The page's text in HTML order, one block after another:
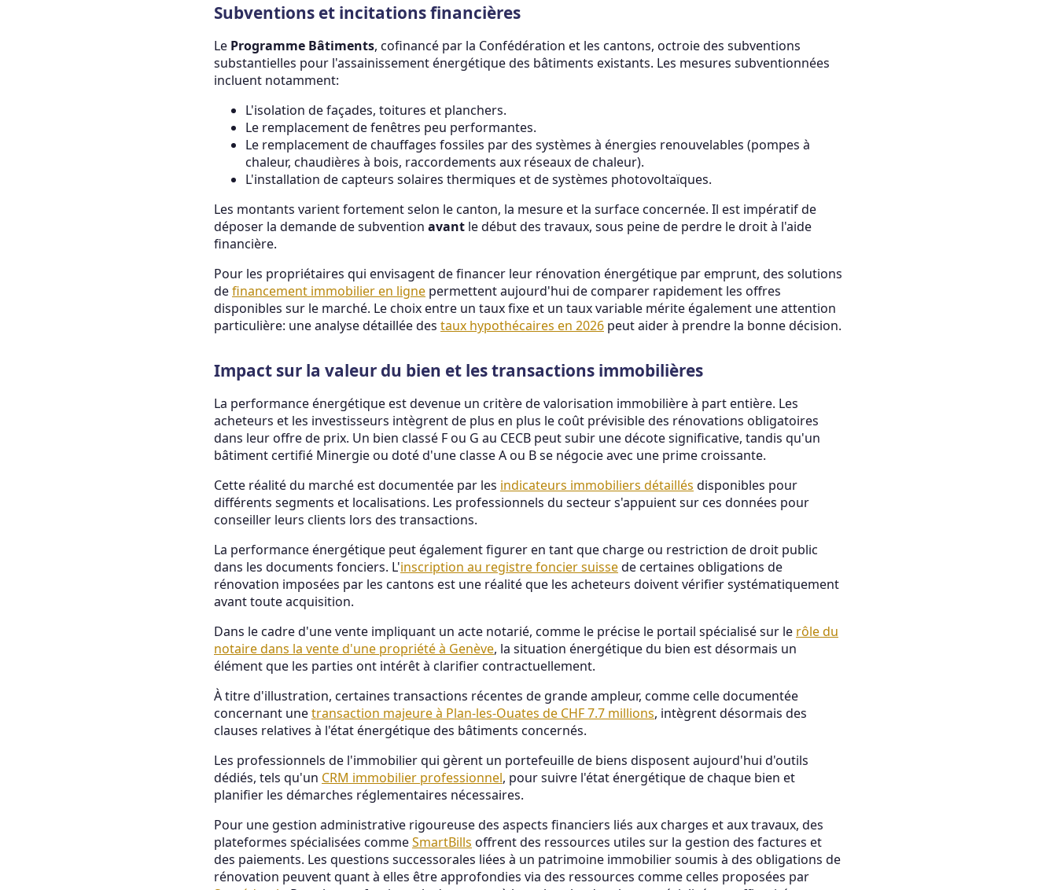
Subventions et incitations financières
Le Programme Bâtiments, cofinancé par la Confédération et les cantons, octroie des subventions
substantielles pour l'assainissement énergétique des bâtiments existants. Les mesures subventionnées
incluent notamment:
L'isolation de façades, toitures et planchers.
Le remplacement de fenêtres peu performantes.
Le remplacement de chauffages fossiles par des systèmes à énergies renouvelables (pompes à
chaleur, chaudières à bois, raccordements aux réseaux de chaleur).
L'installation de capteurs solaires thermiques et de systèmes photovoltaïques.
Les montants varient fortement selon le canton, la mesure et la surface concernée. Il est impératif de
déposer la demande de subvention avant le début des travaux, sous peine de perdre le droit à l'aide
financière.
Pour les propriétaires qui envisagent de financer leur rénovation énergétique par emprunt, des solutions
definancement immobilier en ligne permettent aujourd'hui de comparer rapidement les offres
disponibles sur le marché. Le choix entre un taux fixe et un taux variable mérite également une attention
particulière: une analyse détaillée des taux hypothécaires en 2026 peut aider à prendre la bonne décision.
Impact sur la valeur du bien et les transactions immobilières
La performance énergétique est devenue un critère de valorisation immobilière à part entière. Les
acheteurs et les investisseurs intègrent de plus en plus le coût prévisible des rénovations obligatoires
dans leur offre de prix. Un bien classé F ou G au CECB peut subir une décote significative, tandis qu'un
bâtiment certifié Minergie ou doté d'une classe A ou B se négocie avec une prime croissante.
Cette réalité du marché est documentée par les indicateurs immobiliers détaillés disponibles pour
différents segments et localisations. Les professionnels du secteur s'appuient sur ces données pour
conseiller leurs clients lors des transactions.
La performance énergétique peut également figurer en tant que charge ou restriction de droit public
dans les documents fonciers. L'inscription au registre foncier suissede certaines obligations de
rénovation imposées par les cantons est une réalité que les acheteurs doivent vérifier systématiquement
avant toute acquisition.
Dans le cadre d'une vente impliquant un acte notarié, comme le précise le portail spécialisé sur le rôle du
notaire dans la vente d'une propriété à Genève, la situation énergétique du bien est désormais un
élément que les parties ont intérêt à clarifier contractuellement.
À titre d'illustration, certaines transactions récentes de grande ampleur, comme celle documentée
concernant unetransaction majeure à Plan-les-Ouates de CHF 7.7 millions, intègrent désormais des
clauses relatives à l'état énergétique des bâtiments concernés.
Les professionnels de l'immobilier qui gèrent un portefeuille de biens disposent aujourd'hui d'outils
dédiés, tels qu'un CRM immobilier professionnel, pour suivre l'état énergétique de chaque bien et
planifier les démarches réglementaires nécessaires.
Pour une gestion administrative rigoureuse des aspects financiers liés aux charges et aux travaux, des
plateformes spécialisées commeSmartBills offrent des ressources utiles sur la gestion des factures et
des paiements. Les questions successorales liées à un patrimoine immobilier soumis à des obligations de
rénovation peuvent quant à elles être approfondies via des ressources comme celles proposées par